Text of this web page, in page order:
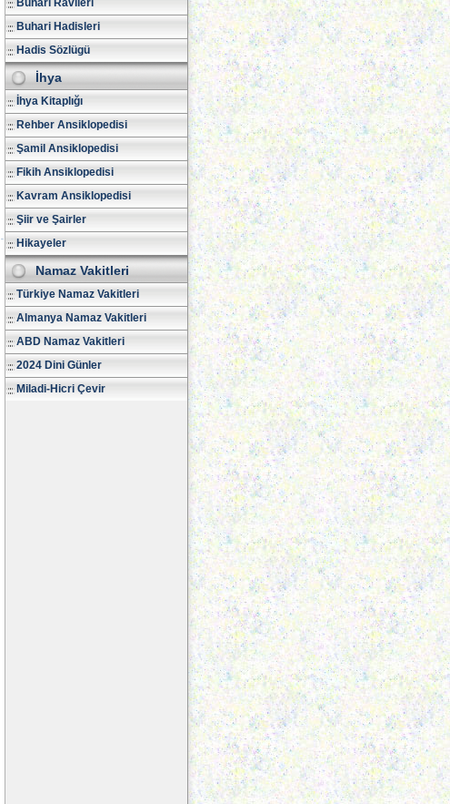
Buhari Ravileri
Buhari Hadisleri
Hadis Sözlügü
İhya
İhya Kitaplığı
Rehber Ansiklopedisi
Şamil Ansiklopedisi
Fikih Ansiklopedisi
Kavram Ansiklopedisi
Şiir ve Şairler
Hikayeler
Namaz Vakitleri
Türkiye Namaz Vakitleri
Almanya Namaz Vakitleri
ABD Namaz Vakitleri
2024 Dini Günler
Miladi-Hicri Çevir